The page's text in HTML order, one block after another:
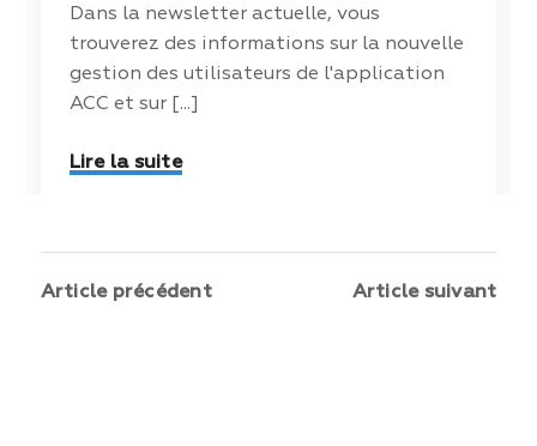
Dans la newsletter actuelle, vous
trouverez des informations sur la nouvelle
gestion des utilisateurs de l'application
ACC et sur [...]
Lire la suite
Article précédent Article suivant